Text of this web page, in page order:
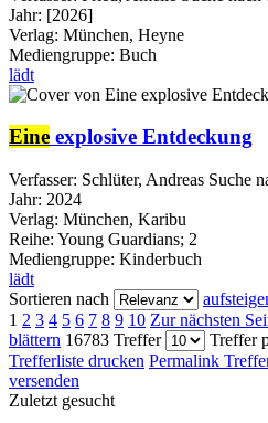
Jahr: [2026]
Verlag: München, Heyne
Mediengruppe: Buch
lädt
Eine explosive Entdeckung
Verfasser: Schlüter, Andreas Suche
Jahr: 2024
Verlag: München, Karibu
Reihe: Young Guardians; 2
Mediengruppe: Kinderbuch
lädt
Sortieren nach
1 2 3 4 5 6 7 8 9 10 Zur nächsten
blättern 16783 Treffer
Treffer
Trefferliste drucken Permalink
versenden
Zuletzt gesucht